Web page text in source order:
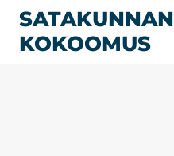
Siirry
sisältöön
SATAKUNNAN
KOKOOMUS